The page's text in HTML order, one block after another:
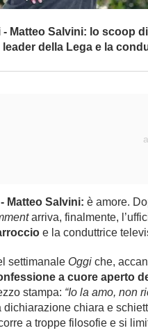
- Matteo Salvini: lo scoop
leader della Lega e la
Matteo Salvini: è amore.
arriva, finalmente,
e la conduttrice
settimanale Oggi che,
a cuore aperto
stampa: “Io la amo, non
dichiarazione chiara e
a troppe filosofie e si